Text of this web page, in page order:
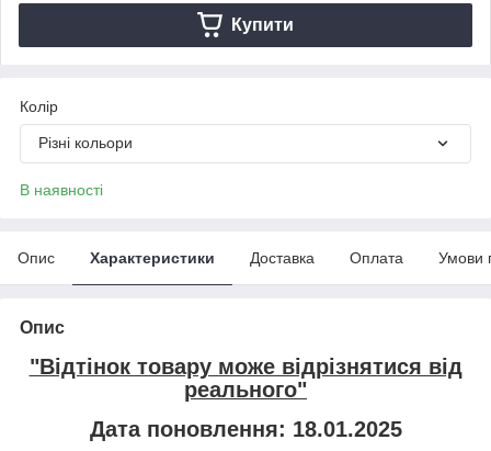
Купити
Колір
Різні кольори
В наявності
Опис Характеристики Доставка Оплата Умови
Опис
"Відтінок товару може відрізнятися від
реального"
Дата поновлення: 18.01.2025